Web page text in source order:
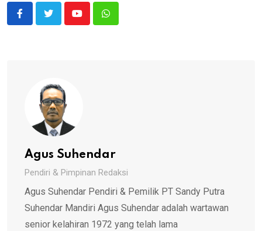
YoutubeWhatsapp
Agus Suhendar
Pendiri & Pimpinan Redaksi
Agus Suhendar Pendiri & Pemilik PT Sandy Putra
Suhendar Mandiri Agus Suhendar adalah wartawan
senior kelahiran 1972 yang telah lama